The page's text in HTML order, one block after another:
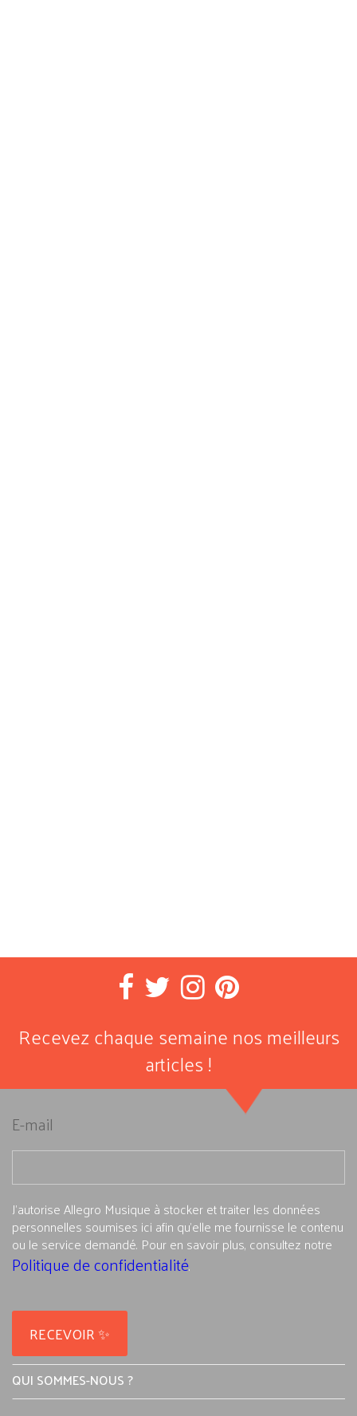
Recevez chaque semaine nos meilleurs
articles !
E-mail
J'autorise Allegro Musique à stocker et traiter les données
personnelles soumises ici afin qu’elle me fournisse le contenu
ou le service demandé. Pour en savoir plus, consultez notre
Politique de confidentialité.
QUI SOMMES-NOUS ?